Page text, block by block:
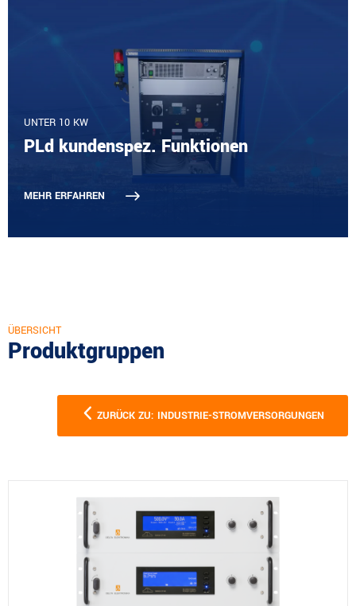
UNTER 10 KW
PLd kundenspez. Funktionen
MEHR ERFAHREN
ÜBERSICHT
Produktgruppen
ZURÜCK ZU: INDUSTRIE-STROMVERSORGUNGEN